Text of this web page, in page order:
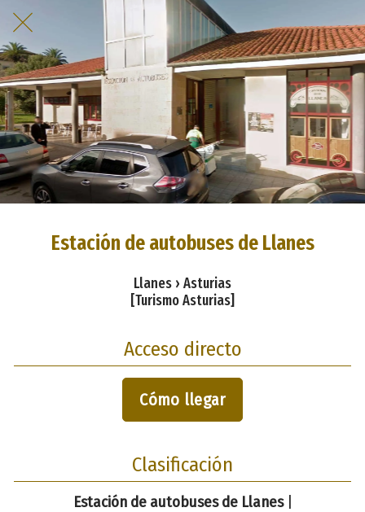
Estación de autobuses de Llanes
Llanes › Asturias
[Turismo Asturias]
Acceso directo
Cómo llegar
Clasificación
Estación de autobuses de Llanes|